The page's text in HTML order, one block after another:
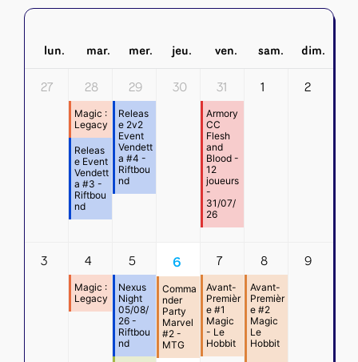
lun. mar. mer. jeu. ven. sam. dim.
27 28
Magic :
Legacy
Releas
e Event
Vendett
a #3 -
Riftbou
nd
29
Releas
e 2v2
Event
Vendett
a #4 -
Riftbou
nd
30 31
Armory
CC
Flesh
and
Blood -
12
joueurs
-
31/07/
26
1 2
3 4
Magic :
Legacy
5
Nexus
Night
05/08/
26 -
Riftbou
nd
6
Comma
nder
Party
Marvel
#2 -
MTG
7
Avant-
Premièr
e #1
Magic
- Le
Hobbit
8
Avant-
Premièr
e #2
Magic
Le
Hobbit
9